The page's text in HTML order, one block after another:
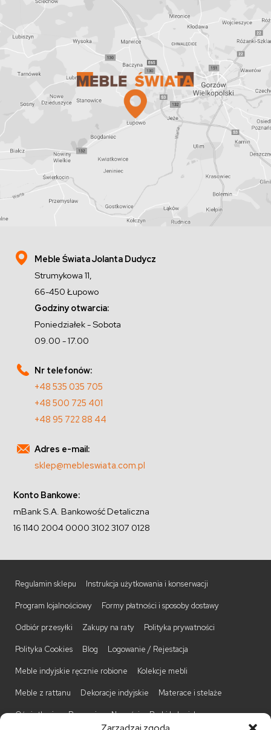
Meble Świata Jolanta Dudycz
Strumykowa 11,
66-450 Łupowo
Godziny otwarcia:
Poniedziałek - Sobota
09.00 - 17.00
Nr telefonów:
+48 535 035 705
+48 500 725 401
+48 95 722 88 44
Adres e-mail:
sklep@mebleswiata.com.pl
Konto Bankowe:
mBank S.A. Bankowość Detaliczna
16 1140 2004 0000 3102 3107 0128
Regulamin sklepu Instrukcja użytkowania i konserwacji
Program lojalnościowy Formy płatności i sposoby dostawy
Odbiór przesyłki Zakupy na raty Polityka prywatności
Polityka Cookies Blog Logowanie / Rejestacja
Meble indyjskie ręcznie robione Kolekcje mebli
Meble z rattanu Dekoracje indyjskie Materace i stelaże
Oświetlenie Promocje Nowości Barki kolonialne